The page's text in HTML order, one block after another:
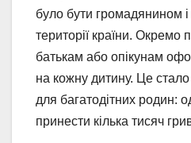
було бути громадянином
території країни. Окремо
батькам або опікунам
на кожну дитину. Це
для багатодітних родин:
принести кілька тисяч